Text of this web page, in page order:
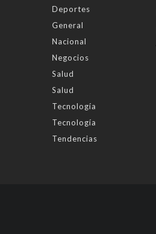
Deportes
General
Nacional
Negocios
Salud
Salud
Tecnología
Tecnología
Tendencias